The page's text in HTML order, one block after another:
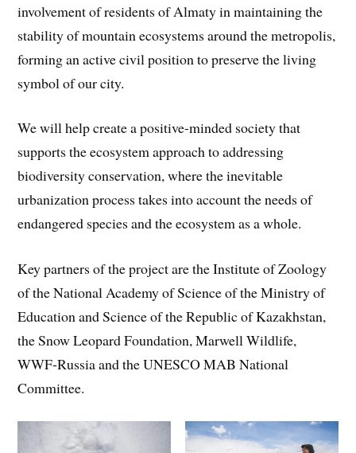
involvement of residents of Almaty in maintaining the
stability of mountain ecosystems around the metropolis,
forming an active civil position to preserve the living
symbol of our city.
We will help create a positive-minded society that
supports the ecosystem approach to addressing
biodiversity conservation, where the inevitable
urbanization process takes into account the needs of
endangered species and the ecosystem as a whole.
Key partners of the project are the Institute of Zoology
of the National Academy of Science of the Ministry of
Education and Science of the Republic of Kazakhstan,
the Snow Leopard Foundation, Marwell Wildlife,
WWF-Russia and the UNESCO MAB National
Committee.